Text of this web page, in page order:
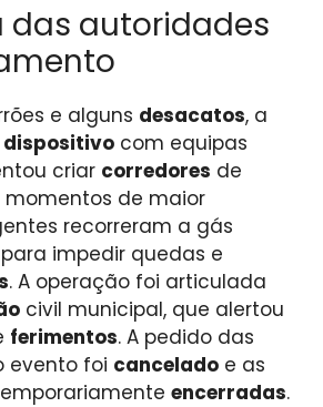
das autoridades
e alguns desacatos, a
dispositivo com equipas
criar corredores de
momentos de maior
recorreram a gás
para impedir quedas e
. A operação foi articulada
civil municipal, que alertou
ferimentos. A pedido das
evento foi cancelado e as
encerradas.